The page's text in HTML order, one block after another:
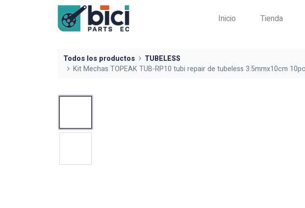
Inicio Tienda
Todos los productos
TUBELESS
Kit Mechas TOPEAK TUB-RP10 tubi repair de tubeless 3.5mmx10cm